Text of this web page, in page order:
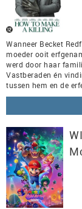
Wanneer Becket
moeder ooit
werd door haar
Vastberaden én
tussen hem en de